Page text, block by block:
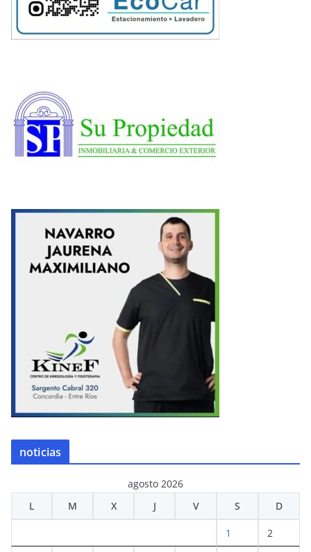
noticias
agosto 2026
L
M X J V S D
1 2